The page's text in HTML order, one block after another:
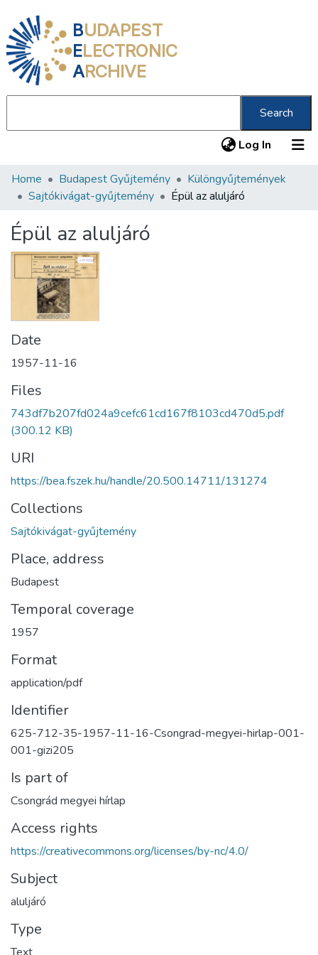
BUDAPEST
ELECTRONIC
ARCHIVE
Search
Log In (current)
Communities & Collections
Statistics
About us
Home Budapest Gyűjtemény
Különgyűjtemények
Sajtókivágat-gyűjtemény
Épül az aluljáró
Épül az aluljáró
Date
1957-11-16
Files
743df7b207fd024a9cefc61cd167f8103cd470d5.pdf
(300.12 KB)
URI
https://bea.fszek.hu/handle/20.500.14711/131274
Collections
Sajtókivágat-gyűjtemény
Place, address
Budapest
Temporal coverage
1957
Format
application/pdf
Identifier
625-712-35-1957-11-16-Csongrad-megyei-hirlap-001-
001-gizi205
Is part of
Csongrád megyei hírlap
Access rights
https://creativecommons.org/licenses/by-nc/4.0/
Subject
aluljáró
Type